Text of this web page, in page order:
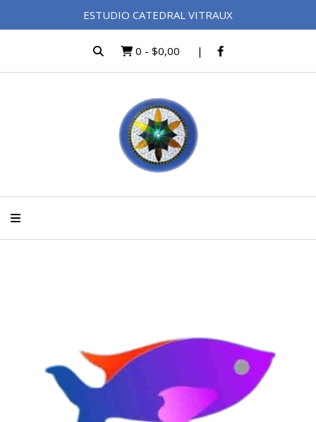
ESTUDIO CATEDRAL VITRAUX
0 - $0,00